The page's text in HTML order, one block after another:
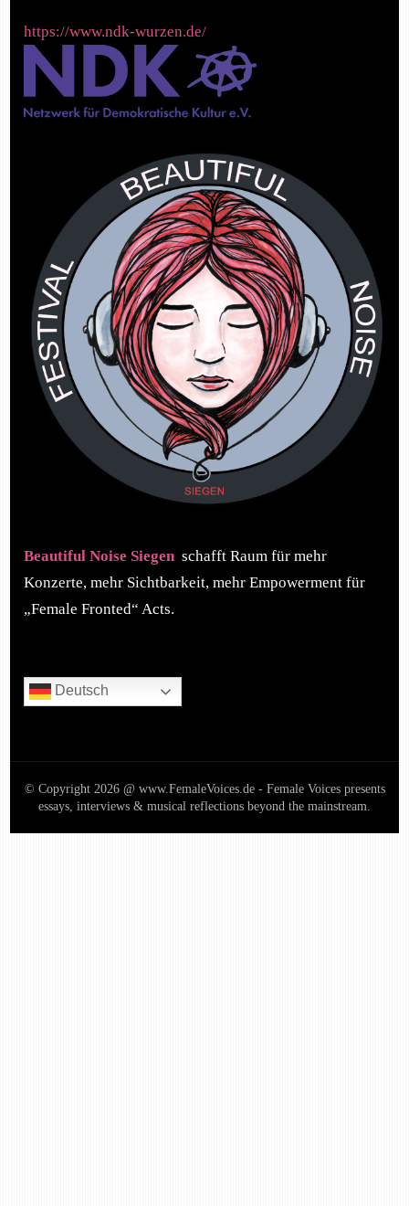
https://www.ndk-wurzen.de/
Beautiful Noise Siegen schafft Raum für mehr
Konzerte, mehr Sichtbarkeit, mehr Empowerment für
„Female Fronted“ Acts.
Deutsch
© Copyright 2026 @ www.FemaleVoices.de - Female Voices presents
essays, interviews & musical reflections beyond the mainstream.